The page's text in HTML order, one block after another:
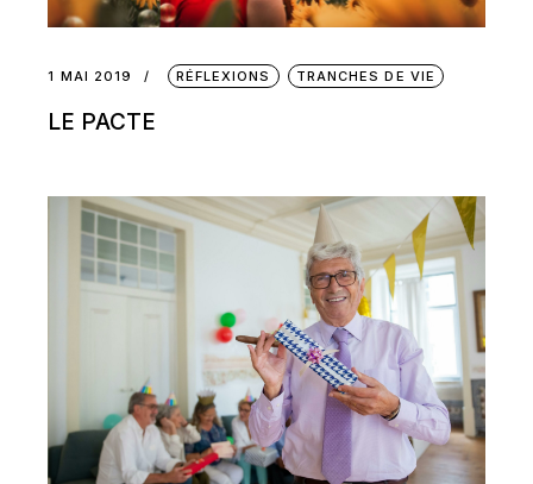
1 MAI 2019 RÉFLEXIONS TRANCHES DE VIE
LE PACTE